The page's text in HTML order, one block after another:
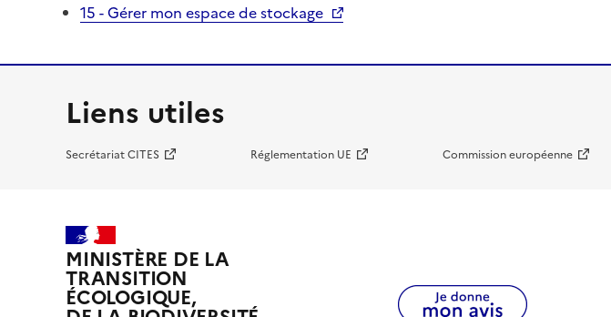
15 - Gérer mon espace de stockage
Liens utiles
Secrétariat CITES Réglementation UE Commission européenne
MINISTÈRE DE LA
TRANSITION
ÉCOLOGIQUE,